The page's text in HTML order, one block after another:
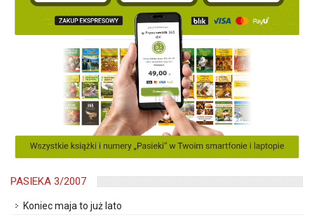
PASIEKA 3/2007
Koniec maja to już lato